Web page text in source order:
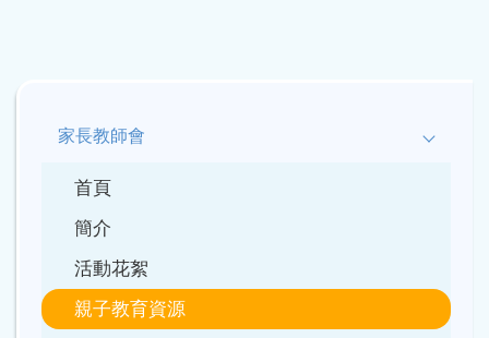
Main
navigation
家長教師會
首頁
簡介
活動花絮
親子教育資源